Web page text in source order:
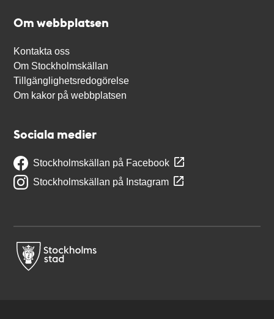
Om webbplatsen
Kontakta oss
Om Stockholmskällan
Tillgänglighetsredogörelse
Om kakor på webbplatsen
Sociala medier
Stockholmskällan på Facebook
Stockholmskällan på Instagram